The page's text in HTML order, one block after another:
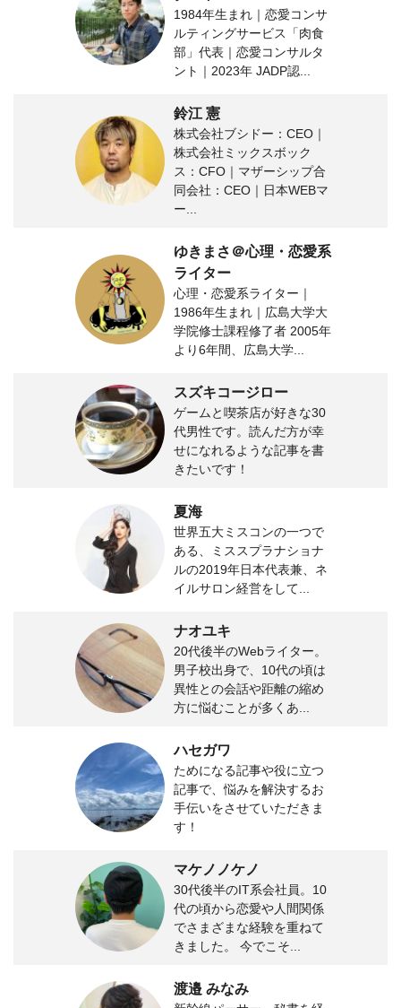
1984年生まれ｜恋愛コンサ
ルティングサービス「肉食
部」代表｜恋愛コンサルタ
ント｜2023年 JADP認...
鈴江 憲
株式会社ブシドー：CEO｜
株式会社ミックスボック
ス：CFO｜マザーシップ合
同会社：CEO｜日本WEBマ
ー...
ゆきまさ＠心理・恋愛系
ライター
心理・恋愛系ライター｜
1986年生まれ｜広島大学大
学院修士課程修了者 2005年
より6年間、広島大学...
スズキコージロー
ゲームと喫茶店が好きな30
代男性です。読んだ方が幸
せになれるような記事を書
きたいです！
夏海
世界五大ミスコンの一つで
ある、ミススプラナショナ
ルの2019年日本代表兼、ネ
イルサロン経営をして...
ナオユキ
20代後半のWebライター。
男子校出身で、10代の頃は
異性との会話や距離の縮め
方に悩むことが多くあ...
ハセガワ
ためになる記事や役に立つ
記事で、悩みを解決するお
手伝いをさせていただきま
す！
マケノノケノ
30代後半のIT系会社員。10
代の頃から恋愛や人間関係
でさまざまな経験を重ねて
きました。 今でこそ...
渡邉 みなみ